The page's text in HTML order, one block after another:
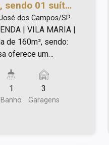
sendo 01 suíte
| Vila
dos Campos |
dos Campos/SP
MARIA |
de 160m², sendo:
oferece um
e praticidades.
um deles uma
ideal para famílias
1
Banho
3
Garagens